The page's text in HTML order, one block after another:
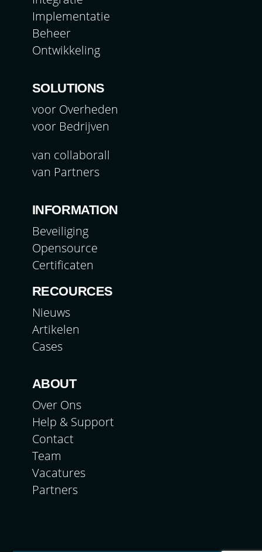
Implementatie
Beheer
Ontwikkeling
SOLUTIONS
voor Overheden
voor Bedrijven
van collaborall
van Partners
INFORMATION
Beveiliging
Opensource
Certificaten
RECOURCES
Nieuws
Artikelen
Cases
ABOUT
Over Ons
Help & Support
Contact
Team
Vacatures
Partners